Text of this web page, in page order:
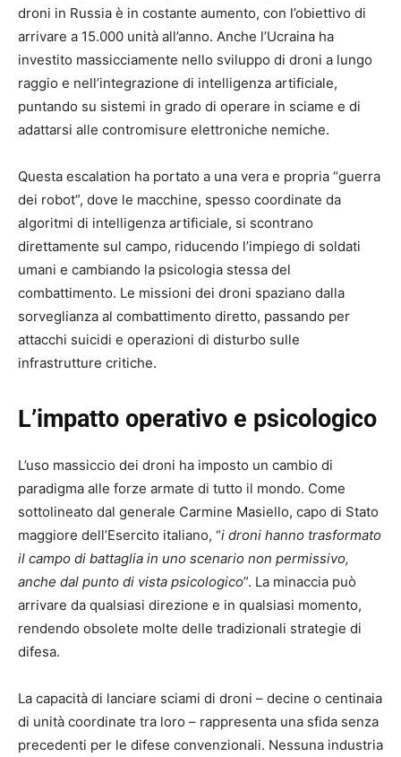
droni in Russia è in costante aumento, con l’obiettivo di
arrivare a 15.000 unità all’anno. Anche l’Ucraina ha
investito massicciamente nello sviluppo di droni a lungo
raggio e nell’integrazione di intelligenza artificiale,
puntando su sistemi in grado di operare in sciame e di
adattarsi alle contromisure elettroniche nemiche.
Questa escalation ha portato a una vera e propria “guerra
dei robot”, dove le macchine, spesso coordinate da
algoritmi di intelligenza artificiale, si scontrano
direttamente sul campo, riducendo l’impiego di soldati
umani e cambiando la psicologia stessa del
combattimento. Le missioni dei droni spaziano dalla
sorveglianza al combattimento diretto, passando per
attacchi suicidi e operazioni di disturbo sulle
infrastrutture critiche.
L’impatto operativo e psicologico
L’uso massiccio dei droni ha imposto un cambio di
paradigma alle forze armate di tutto il mondo. Come
sottolineato dal generale Carmine Masiello, capo di Stato
maggiore dell’Esercito italiano, “i droni hanno trasformato
il campo di battaglia in uno scenario non permissivo,
anche dal punto di vista psicologico”. La minaccia può
arrivare da qualsiasi direzione e in qualsiasi momento,
rendendo obsolete molte delle tradizionali strategie di
difesa.
La capacità di lanciare sciami di droni – decine o centinaia
di unità coordinate tra loro – rappresenta una sfida senza
precedenti per le difese convenzionali. Nessuna industria